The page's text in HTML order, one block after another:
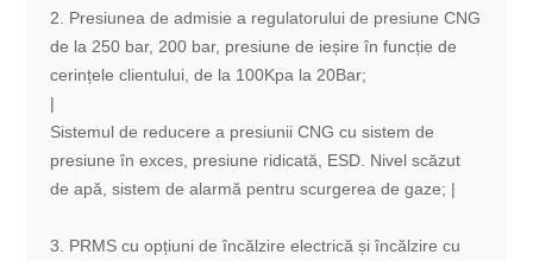
2. Presiunea de admisie a regulatorului de presiune CNG
de la 250 bar, 200 bar, presiune de ieșire în funcție de
cerințele clientului, de la 100Kpa la 20Bar;
|
Sistemul de reducere a presiunii CNG cu sistem de
presiune în exces, presiune ridicată, ESD. Nivel scăzut
de apă, sistem de alarmă pentru scurgerea de gaze; |
3. PRMS cu opțiuni de încălzire electrică și încălzire cu